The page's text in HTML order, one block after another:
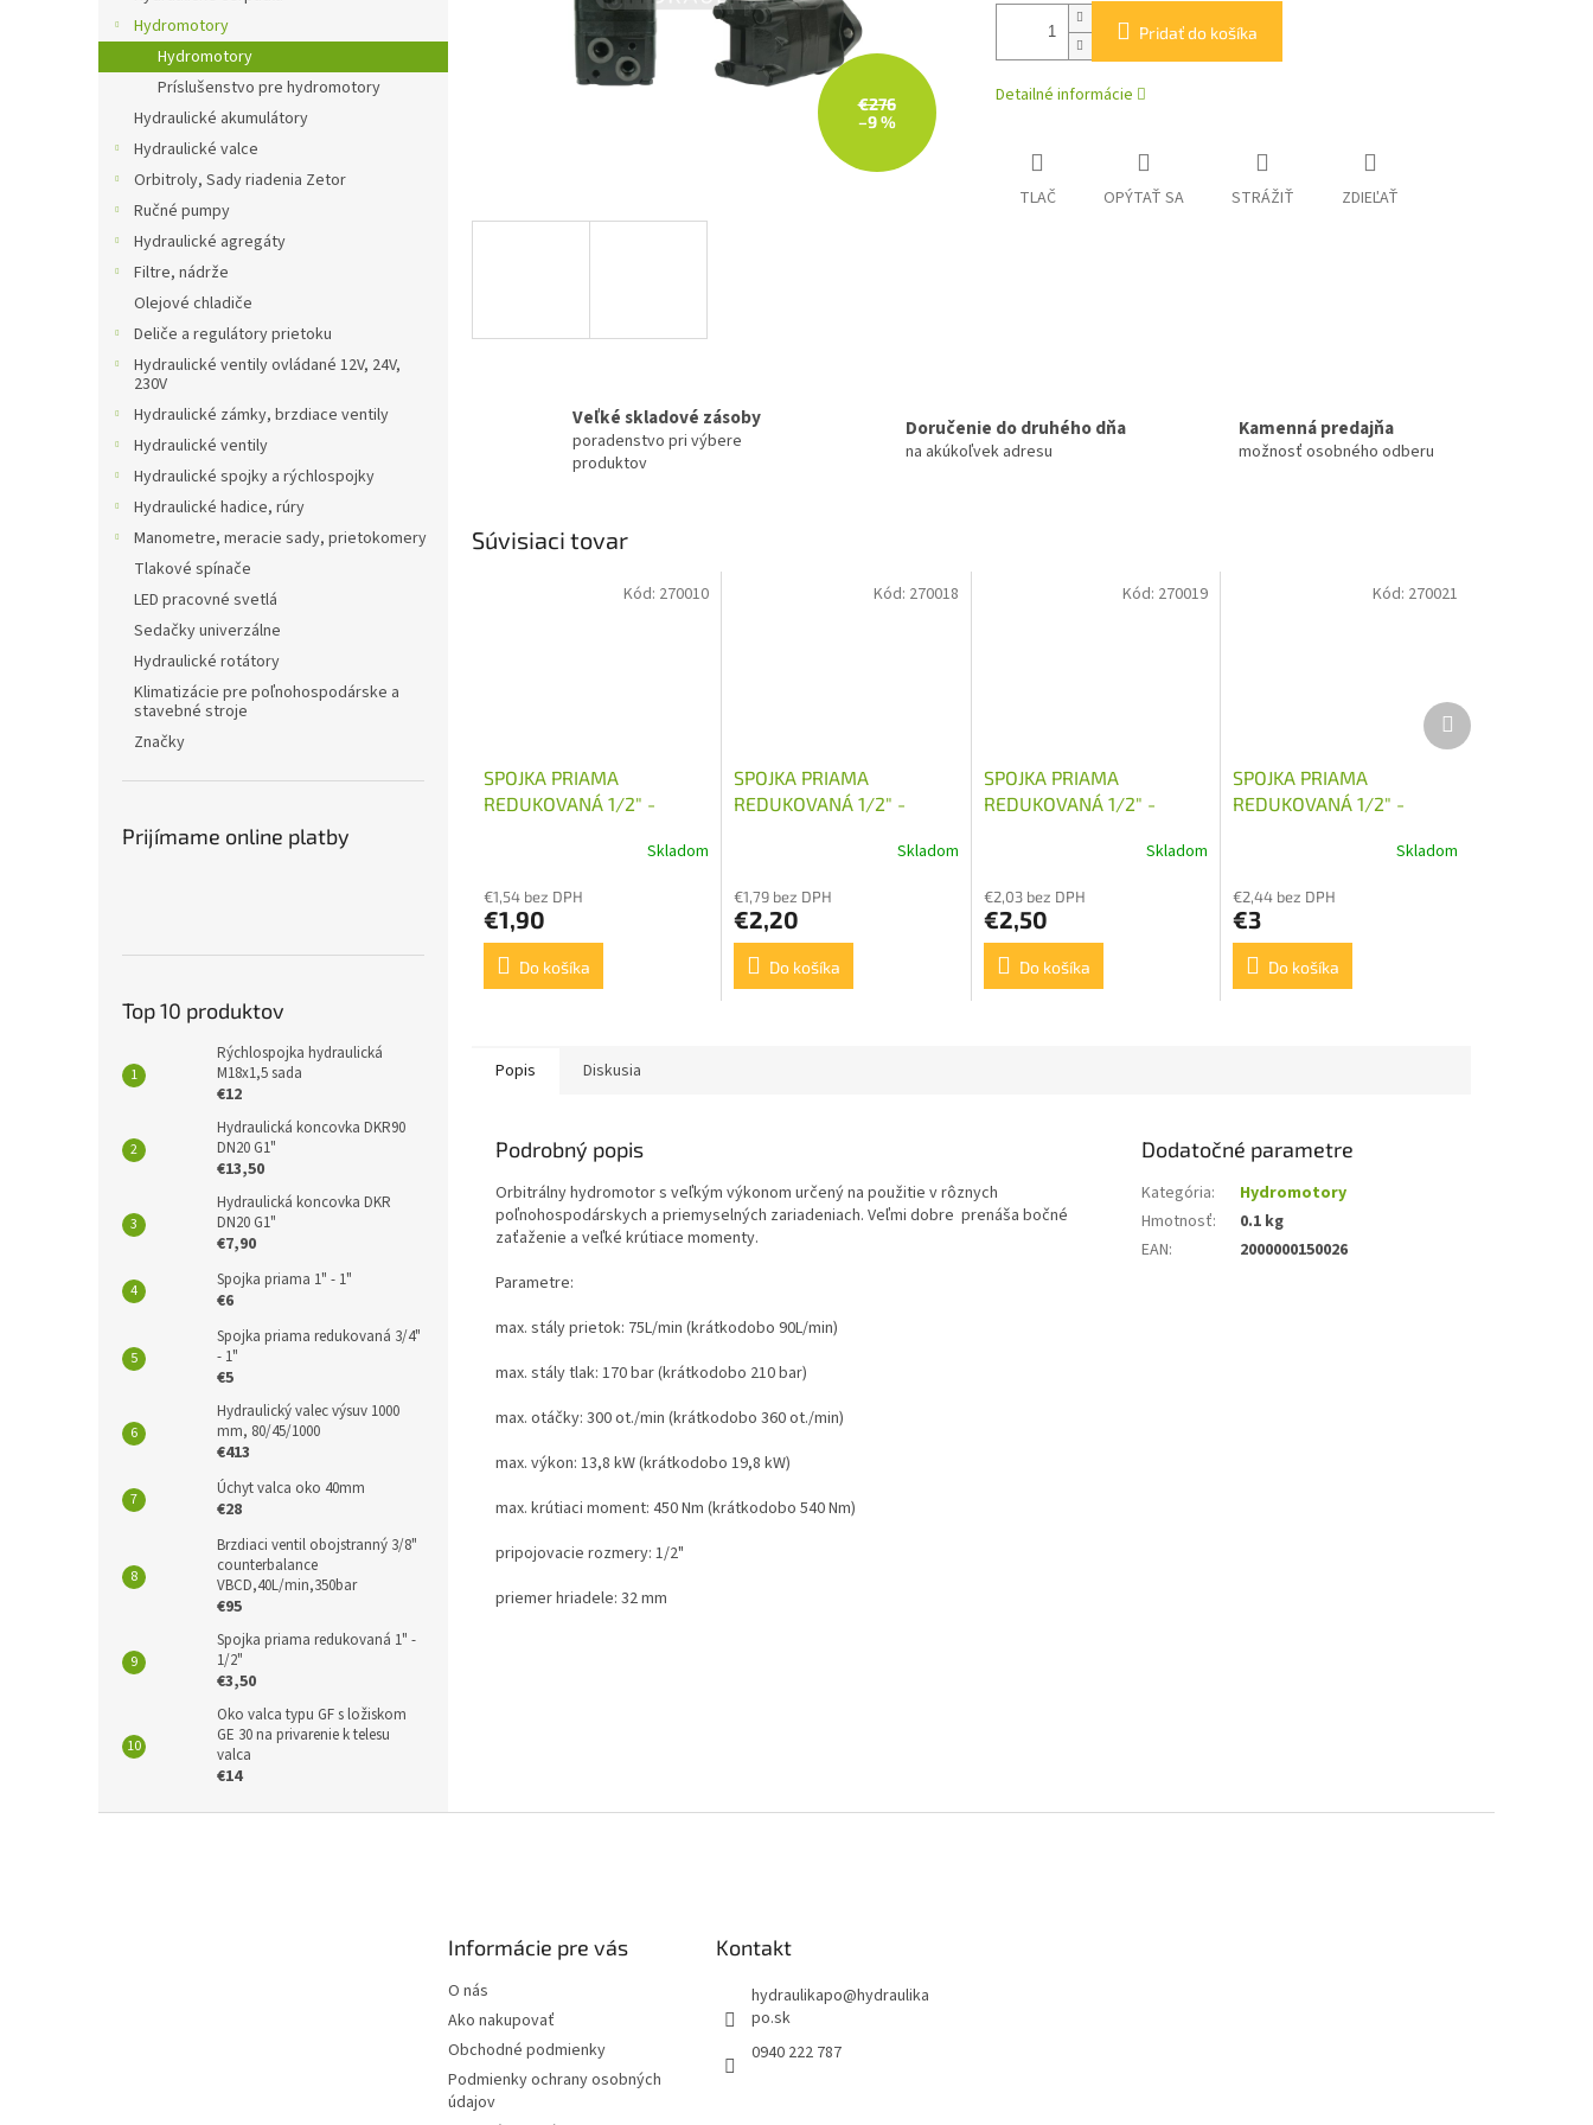
Hydromotory
Hydromotory
Príslušenstvo pre hydromotory
Hydraulické akumulátory
Hydraulické valce
Orbitroly, Sady riadenia Zetor
Ručné pumpy
Hydraulické agregáty
Filtre, nádrže
Olejové chladiče
Deliče a regulátory prietoku
Hydraulické ventily ovládané 12V, 24V,
230V
Hydraulické zámky, brzdiace ventily
Hydraulické ventily
Hydraulické spojky a rýchlospojky
Hydraulické hadice, rúry
Manometre, meracie sady, prietokomery
Tlakové spínače
LED pracovné svetlá
Sedačky univerzálne
Hydraulické rotátory
Klimatizácie pre poľnohospodárske a
stavebné stroje
Značky
Prijímame online platby
Top 10 produktov
Rýchlospojka hydraulická
M18x1,5 sada
€12
Hydraulická koncovka DKR90
DN20 G1"
€13,50
Hydraulická koncovka DKR
DN20 G1"
€7,90
Spojka priama 1" - 1"
€6
Spojka priama redukovaná 3/4"
- 1"
€5
Hydraulický valec výsuv 1000
mm, 80/45/1000
€413
Úchyt valca oko 40mm
€28
Brzdiaci ventil obojstranný 3/8"
counterbalance
VBCD,40L/min,350bar
€95
Spojka priama redukovaná 1" -
1/2"
€3,50
Oko valca typu GF s ložiskom
GE 30 na privarenie k telesu
valca
€14
€276
–9 %
Pridať do košíka
Detailné informácie
TLAČ OPÝTAŤ SA STRÁŽIŤ ZDIEĽAŤ
Veľké skladové zásoby
poradenstvo pri výbere
produktov
Doručenie do druhého dňa
na akúkoľvek adresu
Kamenná predajňa
možnosť osobného odberu
Súvisiaci tovar
SPOJKA PRIAMA
REDUKOVANÁ 1/2" -
Skladom
€1,54 bez DPH
€1,90
Do košíka
Kód: 270010
SPOJKA PRIAMA
REDUKOVANÁ 1/2" -
Skladom
€1,79 bez DPH
€2,20
Do košíka
Kód: 270018
SPOJKA PRIAMA
REDUKOVANÁ 1/2" -
Skladom
€2,03 bez DPH
€2,50
Do košíka
Kód: 270019
SPOJKA PRIAMA
REDUKOVANÁ 1/2" -
Skladom
€2,44 bez DPH
€3
Do košíka
Kód: 270021
Ďalší
produkt
Popis Diskusia
Podrobný popis
Orbitrálny hydromotor s veľkým výkonom určený na použitie v rôznych
poľnohospodárskych a priemyselných zariadeniach. Veľmi dobre prenáša bočné
zaťaženie a veľké krútiace momenty.
Parametre:
max. stály prietok: 75L/min (krátkodobo 90L/min)
max. stály tlak: 170 bar (krátkodobo 210 bar)
max. otáčky: 300 ot./min (krátkodobo 360 ot./min)
max. výkon: 13,8 kW (krátkodobo 19,8 kW)
max. krútiaci moment: 450 Nm (krátkodobo 540 Nm)
pripojovacie rozmery: 1/2"
priemer hriadele: 32 mm
Dodatočné parametre
Kategória:
Hydromotory
Hmotnosť:
0.1 kg
EAN: 2000000150026
Informácie pre vás
O nás
Ako nakupovať
Obchodné podmienky
Podmienky ochrany osobných
údajov
Kontakt
hydraulikapo@hydraulika
po.sk
0940 222 787